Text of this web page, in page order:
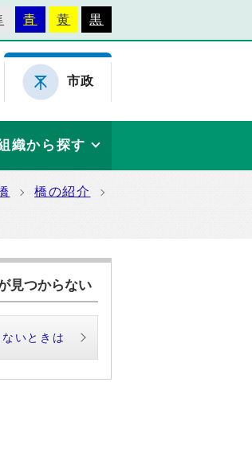
青 黄 黒
市政
織から探す
橋の紹介
見つからない
いときは